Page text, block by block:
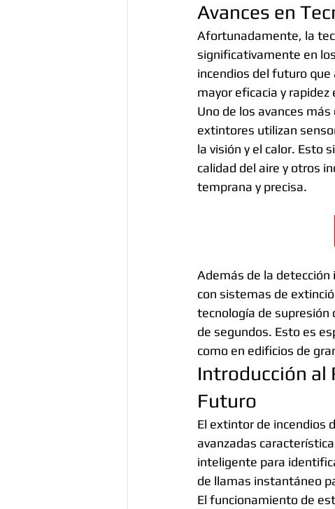
Avances en
Afortunadamente, la
significativamente en
incendios del futuro
mayor eficacia y
Uno de los avances
extintores utilizan
la visión y el calor. Esto
calidad del aire y otros
temprana y precisa.
Además de la
con sistemas de
tecnología de supresión
de segundos. Esto es
como en edificios de
Introducción al
Futuro
El extintor de incendios
avanzadas
inteligente para
de llamas instantáneo
El funcionamiento de